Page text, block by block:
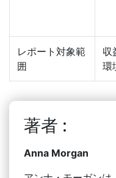
レポート対象範
囲
収
環
著者 :
Anna Morgan